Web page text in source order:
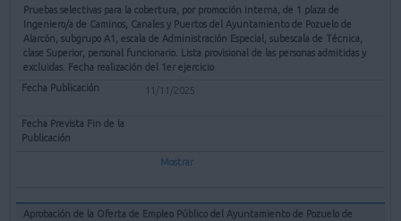
Pruebas selectivas para la cobertura, por promoción interna, de 1 plaza de
Ingeniero/a de Caminos, Canales y Puertos del Ayuntamiento de Pozuelo de
Alarcón, subgrupo A1, escala de Administración Especial, subescala de Técnica,
clase Superior, personal funcionario. Lista provisional de las personas admitidas y
excluidas. Fecha realización del 1er ejercicio
11/11/2025
Mostrar
Aprobación de la Oferta de Empleo Público del Ayuntamiento de Pozuelo de